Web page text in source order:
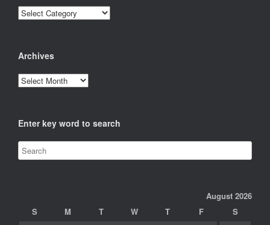
Categories
Archives
Archives
Enter key word to search
August 2026
S
M T W T F
S